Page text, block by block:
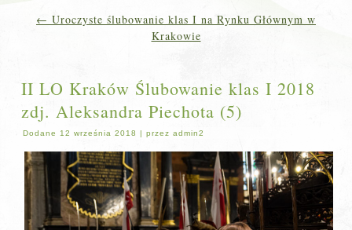
← Uroczyste ślubowanie klas I na Rynku Głównym w
Krakowie
II LO Kraków Ślubowanie klas I 2018
zdj. Aleksandra Piechota (5)
Dodane 12 września 2018 |przez admin2